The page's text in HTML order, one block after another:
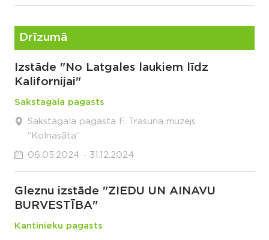
Drīzumā
Izstāde "No Latgales laukiem līdz
Kalifornijai"
Sakstagala pagasts
Sakstagala pagasta F. Trasuna muzejs
“Kolnasāta”
06.05.2024 - 31.12.2024
Gleznu izstāde "ZIEDU UN AINAVU
BURVESTĪBA"
Kantinieku pagasts